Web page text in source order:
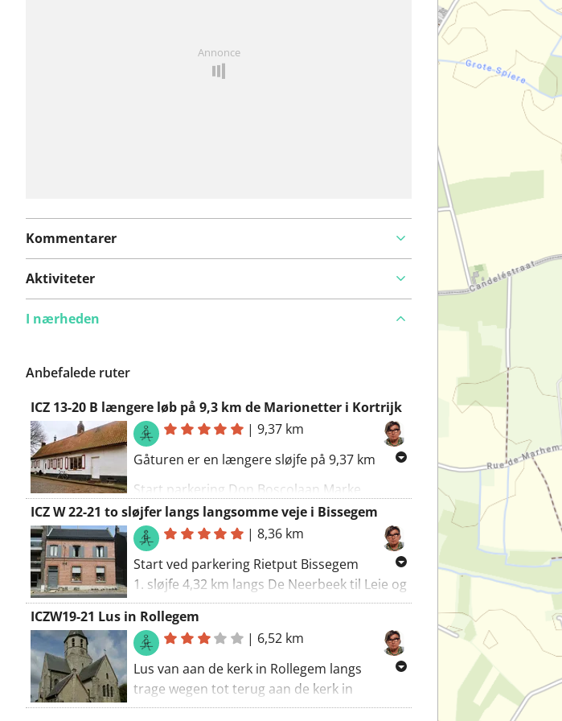
Har du lagt mærke til noget på denne rute?
Annonce
Kommentarer
Aktiviteter
I nærheden
Anbefalede ruter
ICZ 13-20 B længere løb på 9,3 km de Marionetter i Kortrijk
|9,37 km
Gåturen er en længere sløjfe på 9,37 km
Start parkering Don Boscolaan Marke
(Bygrønt de Marionetten) langs langsomme
veje går vi forbi De Libel gennem Kennedy
Skoven og tilbage
ICZ W 22-21 to sløjfer langs langsomme veje i Bissegem
|8,36 km
Start ved parkering Rietput Bissegem
1. sløjfe 4,32 km langs De Neerbeek til Leie og
tilbage langs Leie ad langsomme veje.
2. sløjfe 4 km til Stadsgroen Gellinck og
tilbage.
ICZW19-21 Lus in Rollegem
| 6,52 km
Lus van aan de kerk in Rollegem langs
trage wegen tot terug aan de kerk in
Rollegem.